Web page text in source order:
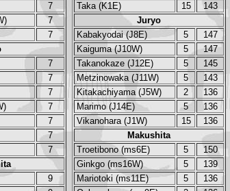
7
7
7
7
7
7
7
7
7
7
9
Taka (K1E)
15
143
Juryo
Kabakyodai (J8E)
5
147
Kaiguma (J10W)
5
147
Takanokaze (J12E)
5
145
Metzinowaka (J11W)
5
143
Kitakachiyama (J5W)
2
136
Marimo (J14E)
5
136
Vikanohara (J1W)
15
136
Makushita
Troetibono (ms6E)
5
150
Ginkgo (ms16W)
5
139
Mariotoki (ms11E)
5
136